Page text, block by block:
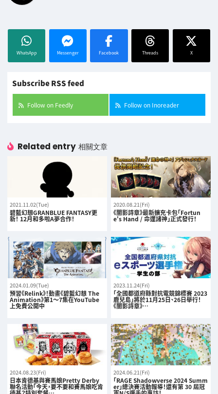
WhatsApp Messenger Facebook Threads X
Subscribe RSS feed
Follow on Feedly Follow on Inoreader
Related entry 相關文章
2021.11.02(Tue)
碧藍幻想GRANBLUE FANTASY更
新！ 12月和多啦A夢合作！
2020.08.21(Fri)
《闇影詩章》最新擴充卡包「Fortun
e's Hand / 命運諸神」正式發行！
2024.01.09(Tue)
預習《Relink》！動畫《碧藍幻想 The
Animation》第1～7集在YouTube
上免費公開中
2023.11.24(Fri)
「全國都道府縣對抗電競錦標賽 2023
鹿兒島」將於11月25日、26日舉行！
《闇影詩章》…
2024.08.23(Fri)
日本肯德基與賽馬娘Pretty Derby
聯名活動「今天，要不要和賽馬娘吃肯
2024.06.21(Fri)
「RAGE Shadowverse 2024 Summ
er」總決賽活動報導！還有第 30 屆冠